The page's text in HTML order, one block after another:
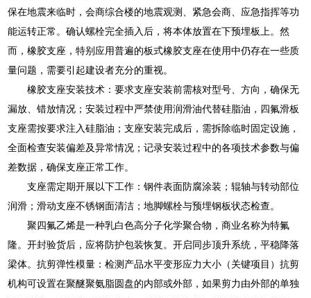
保在地震来临时，会商综合楼的地震观测、紧急会商、应急指挥等功
能运转正常。确认螺栓完全插入后，将本体放置在下预埋板上。然
而，橡胶支座，特别应用普遍的板式橡胶支座在使用中仍存在一些质
量问题，需要引起建设者充分的重视。
橡胶支座安装技术：要求支座安装前需核对型号、方向，确保无
漏放、错放情况；安装过程中严禁使用润滑油代替硅脂油，四氟滑板
支座需按要求注入硅脂油；支座安装完成后，需拆除临时固定设施，
全面检查安装偏差及异常情况；记录安装过程中的各项技术参数与偏
差数据，确保支座正常工作。
支座需定期开展以下工作：钢件表面防腐涂装；辊轴与转动部位
润滑；滑动支座不锈钢面清洁；地脚螺栓与预埋钢板状态检查。
聚四氟乙烯是一种乳白色高分子化学聚合物，商业名称为特氟
隆。开封验货后，应将防护包装恢复。开启同步顶升系统，平稳降落
梁体。抗剪弹性模量：检测产品水平变形应力大小（关键项目）抗剪
机构可设置在聚醚聚氨脂圆盘的内部或外部，如果剪力由外部的单独